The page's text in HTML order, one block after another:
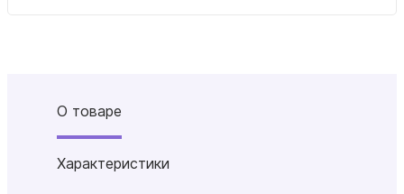
О товаре
Характеристики